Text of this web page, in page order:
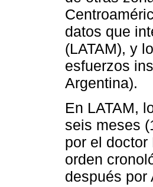
datos que
(LATAM), y
esfuerzos
Argentina).
En LATAM,
seis meses
por el
orden
después por